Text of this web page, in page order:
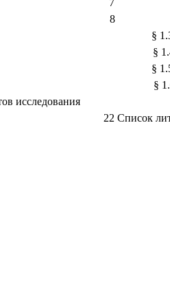
обучения 7
учащихся 8
§
§
§
§
результатов